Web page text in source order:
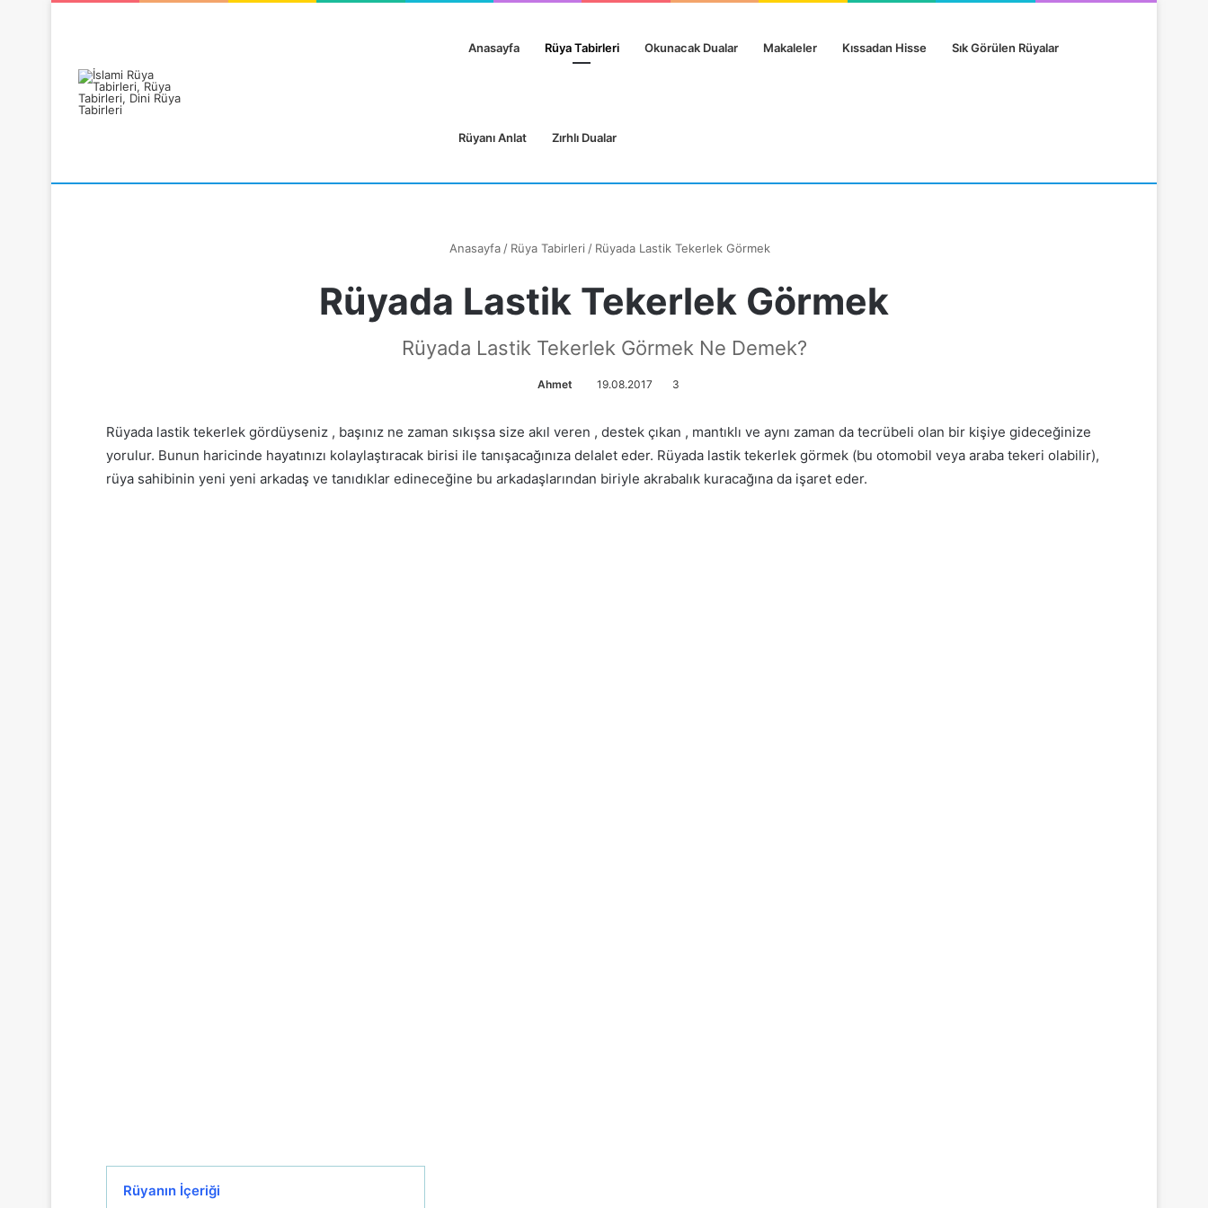
Anasayfa Rüya Tabirleri Okunacak Dualar Makaleler Kıssadan Hisse Sık Görülen Rüyalar
Rüyanı Anlat Zırhlı Dualar
Anasayfa / Rüya Tabirleri / Rüyada Lastik Tekerlek Görmek
Rüyada Lastik Tekerlek Görmek
Rüyada Lastik Tekerlek Görmek Ne Demek?
Ahmet 19.08.2017 3
Rüyada lastik tekerlek gördüyseniz , başınız ne zaman sıkışsa size akıl veren , destek çıkan , mantıklı ve aynı zaman da tecrübeli olan bir kişiye gideceğinize
yorulur. Bunun haricinde hayatınızı kolaylaştıracak birisi ile tanışacağınıza delalet eder. Rüyada lastik tekerlek görmek (bu otomobil veya araba tekeri olabilir),
rüya sahibinin yeni yeni arkadaş ve tanıdıklar edineceğine bu arkadaşlarından biriyle akrabalık kuracağına da işaret eder.
Rüyanın İçeriği